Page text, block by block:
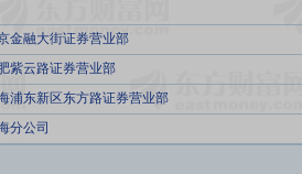
金融大街证券营业部
紫云路证券营业部
浦东新区东方路证券营业部
分公司